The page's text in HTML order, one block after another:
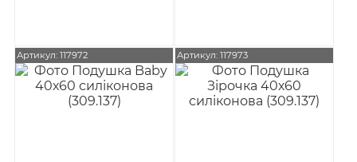
Артикул: 117972 Артикул: 117973